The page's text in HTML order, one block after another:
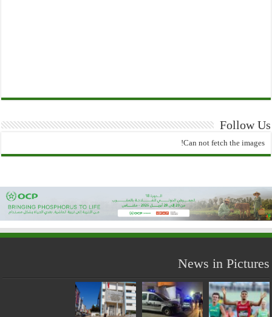
Follow Us
Can not fetch the images!
News in Pictures